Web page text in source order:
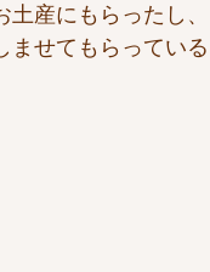
産にもらったし、
ませてもらっている